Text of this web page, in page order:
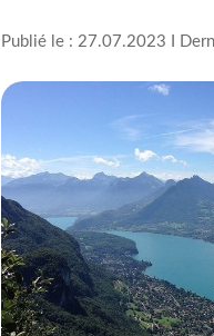
Publié le : 27.07.2023 I